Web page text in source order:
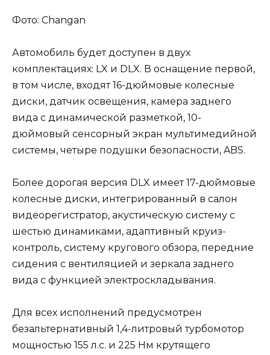
Фото: Changan
Автомобиль будет доступен в двух
комплектациях: LX и DLX. В оснащение первой,
в том числе, входят 16-дюймовые колесные
диски, датчик освещения, камера заднего
вида с динамической разметкой, 10-
дюймовый сенсорный экран мультимедийной
системы, четыре подушки безопасности, ABS.
Более дорогая версия DLX имеет 17-дюймовые
колесные диски, интегрированный в салон
видеорегистратор, акустическую систему с
шестью динамиками, адаптивный круиз-
контроль, систему кругового обзора, передние
сидения с вентиляцией и зеркала заднего
вида с функцией электроскладывания.
Для всех исполнений предусмотрен
безальтернативный 1,4-литровый турбомотор
мощностью 155 л.с. и 225 Нм крутящего